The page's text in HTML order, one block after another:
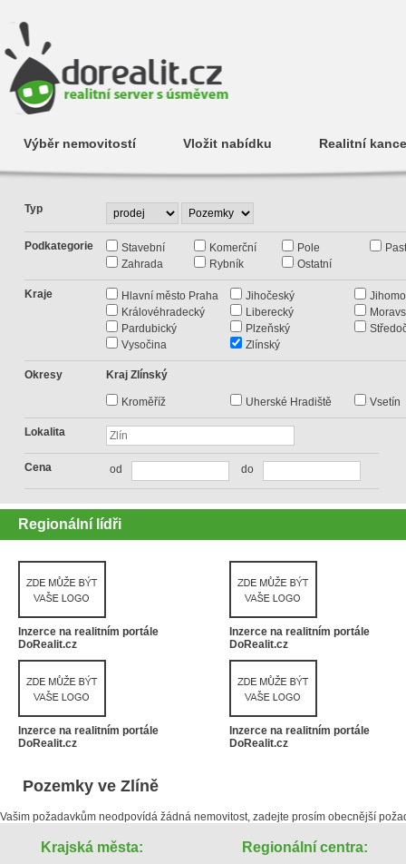
Výběr nemovitostí Vložit nabídku Realitní
Typ
Podkategorie Stavební Komerční Pole
Zahrada
Rybník Ostatní
Kraje Hlavní město Praha Jihočeský
Královéhradecký
Liberecký
Pardubický
Plzeňský
Vysočina
Zlínský
Okresy Kraj Zlínský
Kroměříž Uherské Hradiště Vsetín
Lokalita
Cena od do
Regionální lídři
Inzerce na realitním portále
DoRealit.cz
Inzerce na realitním portále
DoRealit.cz
Inzerce na realitním portále
DoRealit.cz
Inzerce na realitním portále
DoRealit.cz
Pozemky ve Zlíně
Vašim požadavkům neodpovídá žádná nemovitost, zadejte prosím obecnější
Krajská města: Regionální centra: